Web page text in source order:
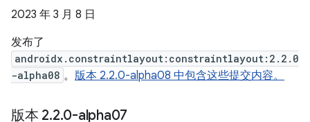
2023 年 3 月 8 日
发布了
androidx.constraintlayout:constraintlayout:2.2.0
-alpha08 。 版本 2.2.0-alpha08 中包含这些提交内容。
版本 2.2.0-alpha07